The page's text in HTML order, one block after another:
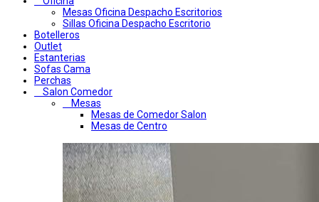
Mesas Oficina Despacho Escritorios
Sillas Oficina Despacho Escritorio
Botelleros
Outlet
Estanterias
Sofas Cama
Perchas
Salon Comedor
Mesas
Mesas de Comedor Salon
Mesas de Centro